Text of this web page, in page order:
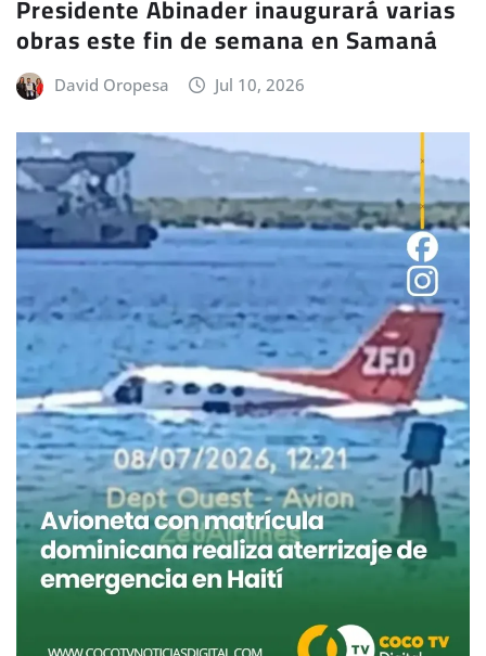
Presidente Abinader inaugurará varias
obras este fin de semana en Samaná
David Oropesa Jul 10, 2026